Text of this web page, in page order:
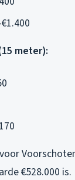
meter):
€528.000 is.